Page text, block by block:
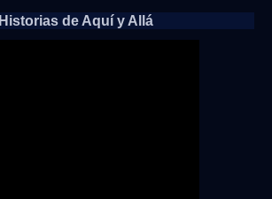
Historias de Aquí y Allá